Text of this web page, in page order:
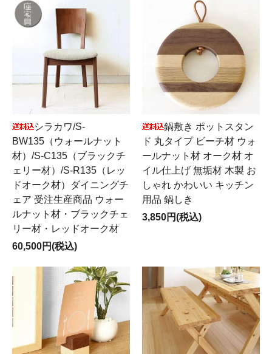
シラカワ/S-
BW135（ウォールナット
材）/S-C135（ブラックチ
ェリー材）/S-R135（レッ
ドオーク材）ダイニングチ
ェア 受注生産商品 ウォー
ルナット材・ブラックチェ
リー材・レッドオーク材
60,500円(税込)
鍋敷き ポットスタン
ド 丸タイプ ビーチ材 ウォ
ールナット材 オーク材 オ
イル仕上げ 無垢材 木製 お
しゃれ かわいい キッチン
用品 鍋しき
3,850円(税込)